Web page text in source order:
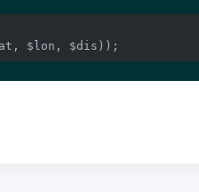
$lon, $dis));